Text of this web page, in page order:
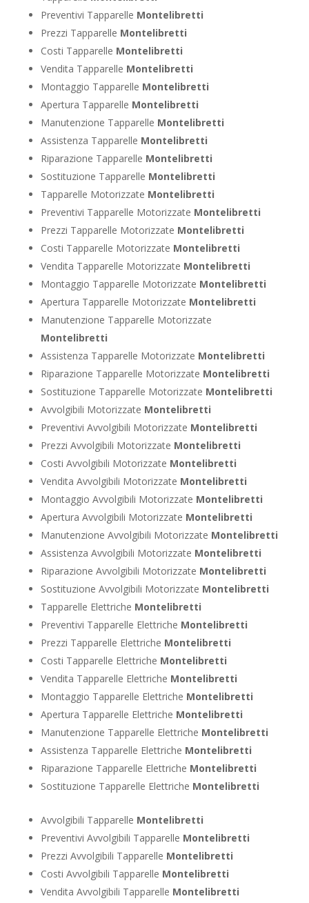
Preventivi Tapparelle Montelibretti
Prezzi Tapparelle Montelibretti
Costi Tapparelle Montelibretti
Vendita Tapparelle Montelibretti
Montaggio Tapparelle Montelibretti
Apertura Tapparelle Montelibretti
Manutenzione Tapparelle Montelibretti
Assistenza Tapparelle Montelibretti
Riparazione Tapparelle Montelibretti
Sostituzione Tapparelle Montelibretti
Tapparelle Motorizzate Montelibretti
Preventivi Tapparelle Motorizzate Montelibretti
Prezzi Tapparelle Motorizzate Montelibretti
Costi Tapparelle Motorizzate Montelibretti
Vendita Tapparelle Motorizzate Montelibretti
Montaggio Tapparelle Motorizzate Montelibretti
Apertura Tapparelle Motorizzate Montelibretti
Manutenzione Tapparelle Motorizzate
Montelibretti
Assistenza Tapparelle Motorizzate Montelibretti
Riparazione Tapparelle Motorizzate Montelibretti
Sostituzione Tapparelle Motorizzate Montelibretti
Avvolgibili Motorizzate Montelibretti
Preventivi Avvolgibili Motorizzate Montelibretti
Prezzi Avvolgibili Motorizzate Montelibretti
Costi Avvolgibili Motorizzate Montelibretti
Vendita Avvolgibili Motorizzate Montelibretti
Montaggio Avvolgibili Motorizzate Montelibretti
Apertura Avvolgibili Motorizzate Montelibretti
Manutenzione Avvolgibili Motorizzate Montelibretti
Assistenza Avvolgibili Motorizzate Montelibretti
Riparazione Avvolgibili Motorizzate Montelibretti
Sostituzione Avvolgibili Motorizzate Montelibretti
Tapparelle Elettriche Montelibretti
Preventivi Tapparelle Elettriche Montelibretti
Prezzi Tapparelle Elettriche Montelibretti
Costi Tapparelle Elettriche Montelibretti
Vendita Tapparelle Elettriche Montelibretti
Montaggio Tapparelle Elettriche Montelibretti
Apertura Tapparelle Elettriche Montelibretti
Manutenzione Tapparelle Elettriche Montelibretti
Assistenza Tapparelle Elettriche Montelibretti
Riparazione Tapparelle Elettriche Montelibretti
Sostituzione Tapparelle Elettriche Montelibretti
Avvolgibili Tapparelle Montelibretti
Preventivi Avvolgibili Tapparelle Montelibretti
Prezzi Avvolgibili Tapparelle Montelibretti
Costi Avvolgibili Tapparelle Montelibretti
Vendita Avvolgibili Tapparelle Montelibretti